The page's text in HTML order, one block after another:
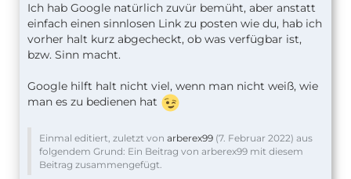
Ich hab Google natürlich zuvür bemüht, aber anstatt
einfach einen sinnlosen Link zu posten wie du, hab ich
vorher halt kurz abgecheckt, ob was verfügbar ist,
bzw. Sinn macht.
Google hilft halt nicht viel, wenn man nicht weiß, wie
man es zu bedienen hat
Einmal editiert, zuletzt von arberex99 (7. Februar 2022) aus
folgendem Grund: Ein Beitrag von arberex99 mit diesem
Beitrag zusammengefügt.